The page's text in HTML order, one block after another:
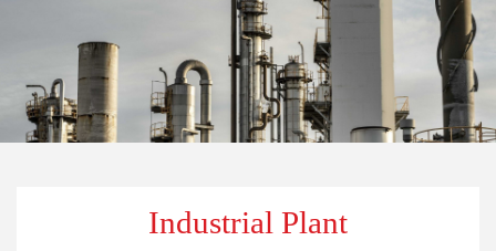
Industrial Plant